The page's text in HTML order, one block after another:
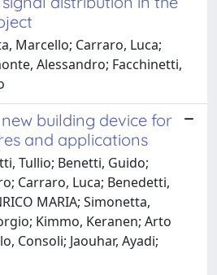
Marcello; Carraro, Luca;
Alessandro; Facchinetti,
building device for
and applications
Tullio; Benetti, Guido;
Carraro, Luca; Benedetti,
MARIA; Simonetta,
Kimmo, Keranen; Arto
Consoli; Jaouhar, Ayadi;